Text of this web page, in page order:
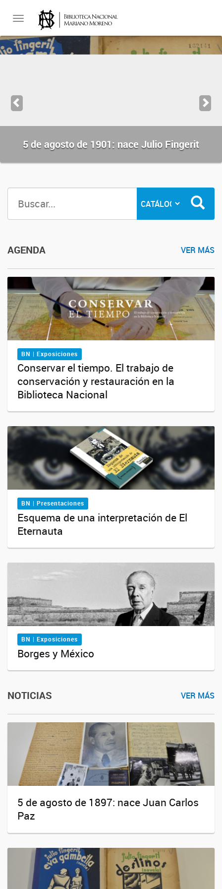
Toggle
5 de agosto de 1901: nace Julio Fingerit
AGENDA VER MÁS
BN | Exposiciones
Conservar el tiempo. El trabajo de
conservación y restauración en la
Biblioteca Nacional
BN | Presentaciones
Esquema de una interpretación de El
Eternauta
BN | Exposiciones
Borges y México
NOTICIAS VER MÁS
5 de agosto de 1897: nace Juan Carlos
Paz